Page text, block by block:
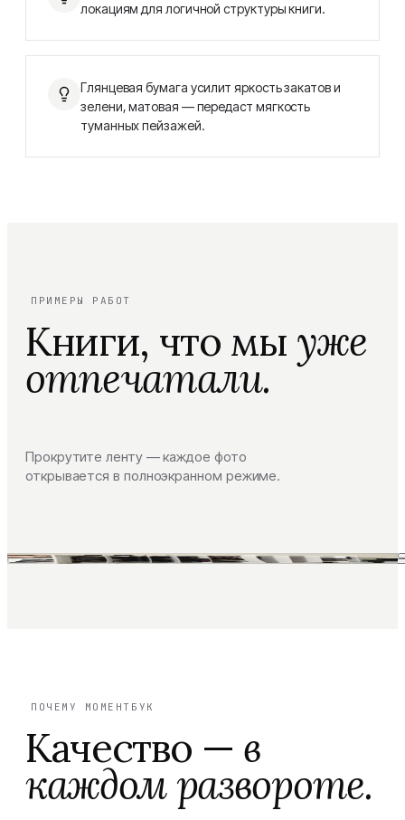
локациям для логичной структуры книги.
Глянцевая бумага усилит яркость закатов и
зелени, матовая — передаст мягкость
туманных пейзажей.
ПРИМЕРЫ РАБОТ
Книги, что мы уже
отпечатали.
Прокрутите ленту — каждое фото
открывается в полноэкранном режиме.
ПОЧЕМУ МОМЕНТБУК
Качество — в
каждом развороте.